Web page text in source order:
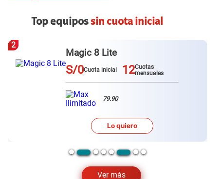
Top equipossin cuota inicial
Ver más
2
Magic 8 Lite
S/0Cuota inicial 12Cuotas
mensuales
79.90
Lo quiero